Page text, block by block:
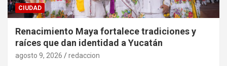
CIUDAD
Renacimiento Maya fortalece tradiciones y
raíces que dan identidad a Yucatán
agosto 9, 2026 redaccion